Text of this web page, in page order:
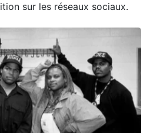
sur les réseaux sociaux.